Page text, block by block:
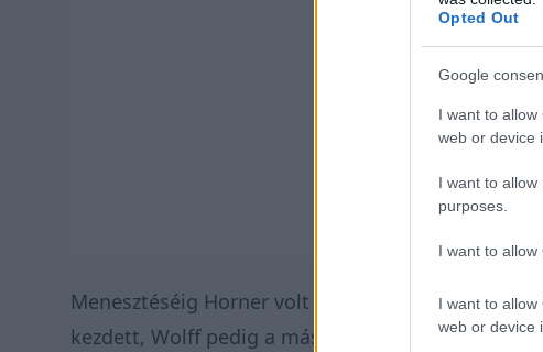
Opted Out
Google
I want to
web or device
I want to
purposes.
I want to allow
I want to
web or device
Menesztéséig Horner volt a leghosszabb ideje
kezdett, Wolff pedig a második leghosszabb